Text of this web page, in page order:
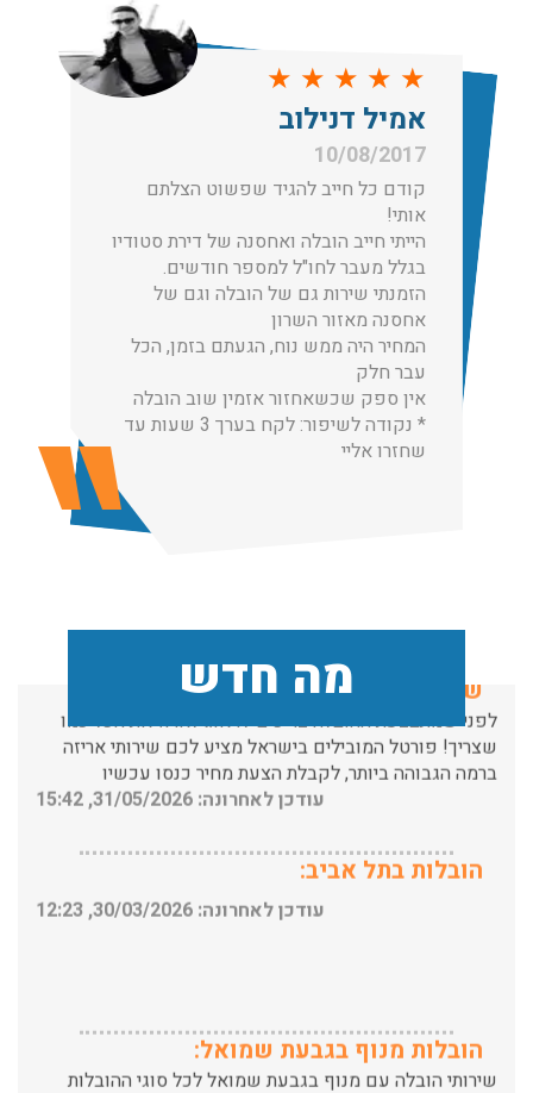
★
★
★
★
★
אמיל דנילוב
10/08/2017
קודם כל חייב להגיד שפשוט הצלתם
אותי!
הייתי חייב הובלה ואחסנה של דירת סטודיו
בגלל מעבר לחו"ל למספר חודשים.
הזמנתי שירות גם של הובלה וגם של
אחסנה מאזור השרון
המחיר היה ממש נוח, הגעתם בזמן, הכל
עבר חלק
אין ספק שכשאחזור אזמין שוב הובלה
* נקודה לשיפור: לקח בערך 3 שעות עד
שחזרו אליי
מה חדש
עודכן לאחרונה: 31/05/2026, 15:42
הובלות בתל אביב:
עודכן לאחרונה: 30/03/2026, 12:23
הובלות מנוף בגבעת שמואל:
שירותי הובלה עם מנוף בגבעת שמואל לכל סוגי ההובלות
החל מהובלת תכולת דירה שלמה עם מנוף ועד פריט בודד.
עודכן לאחרונה: 24/02/2026, 10:42
הובלות מנוף בפרדס חנה:
העברת פריטים כבדים עם מנוף בפרדס חנה ואפשרות הובלת
שירותי אריזה:
לפני שמתבצעת ההובלה צריכים לדאוג לארוז את הכל כמו
שצריך! פורטל המובילים בישראל מציע לכם שירותי אריזה
ברמה הגבוהה ביותר, לקבלת הצעת מחיר כנסו עכשיו
עודכן לאחרונה: 31/05/2026, 15:42
הובלות בתל אביב:
עודכן לאחרונה: 30/03/2026, 12:23
שירותי הובלה עם מנוף בגבעת שמואל לכל סוגי ההובלות
החל מהובלת תכולת דירה שלמה עם מנוף ועד פריט בודד.
עודכן לאחרונה: 24/02/2026, 10:42